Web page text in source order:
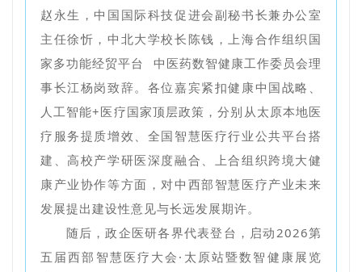
赵永生，中国国际科技促进会副秘书长兼办公室
主任徐忻，中北大学校长陈钱，上海合作组织国
家多功能经贸平台
中医药数智健康工作委员会理
事长江杨岗致辞。各位嘉宾紧扣健康中国战略、
人工智能+医疗国家顶层政策，分别从太原本地医
疗服务提质增效、全国智慧医疗行业公共平台搭
建、高校产学研医深度融合、上合组织跨境大健
康产业协作等方面，对中西部智慧医疗产业未来
发展提出建设性意见与长远发展期许。
随后，政企医研各界代表登台，启动2026第
五届西部智慧医疗大会·太原站暨数智健康展览